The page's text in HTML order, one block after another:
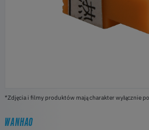
*Zdjęcia i filmy produktów mają charakter wyłącznie
WANHAO